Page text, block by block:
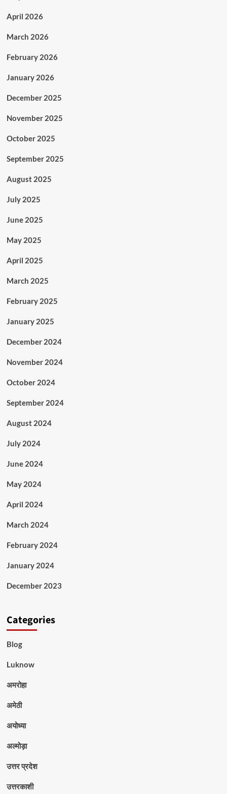
April 2026
March 2026
February 2026
January 2026
December 2025
November 2025
October 2025
September 2025
August 2025
July 2025
June 2025
May 2025
April 2025
March 2025
February 2025
January 2025
December 2024
November 2024
October 2024
September 2024
August 2024
July 2024
June 2024
May 2024
April 2024
March 2024
February 2024
January 2024
December 2023
Categories
Blog
Luknow
अमरोहा
अमेठी
अयोध्या
अल्मोड़ा
उत्तर प्रदेश
उत्तरकाशी